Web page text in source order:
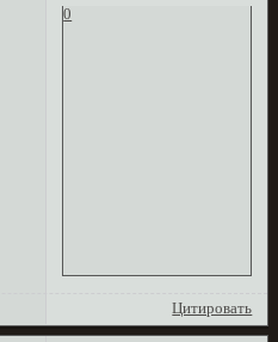
0
Цитировать